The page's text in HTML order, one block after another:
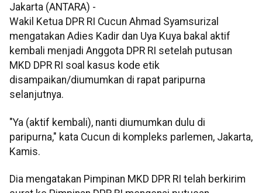
Jakarta (ANTARA) -
Wakil Ketua DPR RI Cucun Ahmad Syamsurizal
mengatakan Adies Kadir dan Uya Kuya bakal aktif
kembali menjadi Anggota DPR RI setelah putusan
MKD DPR RI soal kasus kode etik
disampaikan/diumumkan di rapat paripurna
selanjutnya.
"Ya (aktif kembali), nanti diumumkan dulu di
paripurna," kata Cucun di kompleks parlemen, Jakarta,
Kamis.
Dia mengatakan Pimpinan MKD DPR RI telah berkirim